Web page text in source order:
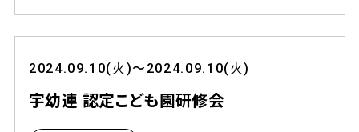
2024.09.10(火)〜2024.09.10(火)
宇幼連 認定こども園研修会